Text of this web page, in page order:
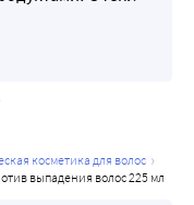
косметика для волос
выпадения волос 225 мл